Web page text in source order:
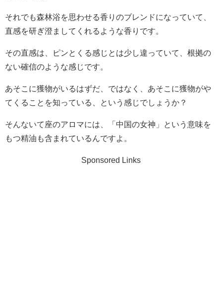
それでも森林浴を思わせる香りのブレンドになっていて、
直感を研ぎ澄ましてくれるような香りです。
その直感は、ピンとくる感じとは少し違っていて、根拠の
ない確信のような感じです。
あそこに獲物がいるはずだ、ではなく、あそこに獲物がや
てくることを知っている、という感じでしょうか？
そんないて座のアロマには、「中国の女神」という意味を
もつ精油も含まれているんですよ。
Sponsored Links